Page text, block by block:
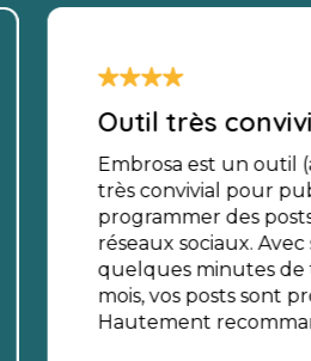
Outil très
Embrosa est un outil
très convivial pour
programmer des
réseaux sociaux.
quelques minutes de
mois, vos posts sont
Hautement